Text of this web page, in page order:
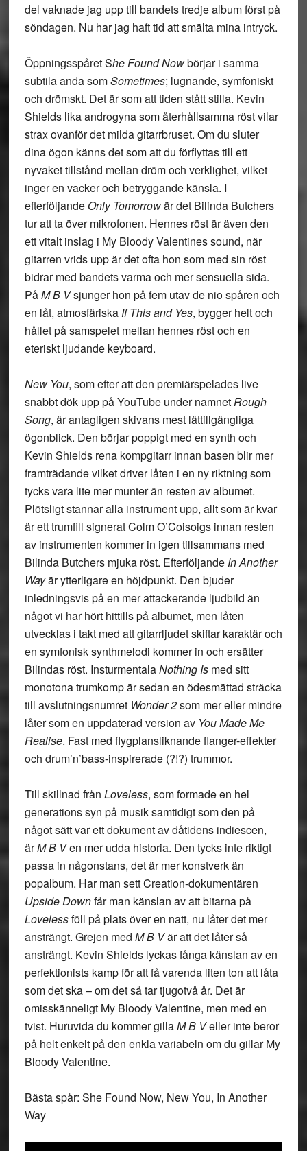
del vaknade jag upp till bandets tredje album först på
söndagen. Nu har jag haft tid att smälta mina intryck.
Öppningsspåret She Found Nowbörjar i samma
subtila anda somSometimes; lugnande, symfoniskt
och drömskt. Det är som att tiden stått stilla. Kevin
Shields lika androgyna som återhållsamma röst vilar
strax ovanför det milda gitarrbruset. Om du sluter
dina ögon känns det som att du förflyttas till ett
nyvaket tillstånd mellan dröm och verklighet, vilket
inger en vacker och betryggande känsla. I
efterföljande Only Tomorrowär det Bilinda Butchers
tur att ta över mikrofonen. Hennes röst är även den
ett vitalt inslag i My Bloody Valentines sound, när
gitarren vrids upp är det ofta hon som med sin röst
bidrar med bandets varma och mer sensuella sida.
PåM B Vsjunger hon på fem utav de nio spåren och
en låt, atmosfäriska If This and Yes, bygger helt och
hållet på samspelet mellan hennes röst och en
eteriskt ljudande keyboard.
New You, som efter att den premiärspelades live
snabbt dök upp på YouTube under namnetRough
Song, är antagligen skivans mest lättillgängliga
ögonblick. Den börjar poppigt med en synth och
Kevin Shields rena kompgitarr innan basen blir mer
framträdande vilket driver låten i en ny riktning som
tycks vara lite mer munter än resten av albumet.
Plötsligt stannar alla instrument upp, allt som är kvar
är ett trumfill signerat Colm O’Coisoigs innan resten
av instrumenten kommer in igen tillsammans med
Bilinda Butchers mjuka röst. Efterföljande In Another
Wayär ytterligare en höjdpunkt. Den bjuder
inledningsvis på en mer attackerande ljudbild än
något vi har hört hittills på albumet, men låten
utvecklas i takt med att gitarrljudet skiftar karaktär och
en symfonisk synthmelodi kommer in och ersätter
Bilindas röst. InsturmentalaNothing Ismed sitt
monotona trumkomp är sedan en ödesmättad sträcka
till avslutningsnumret Wonder 2som mer eller mindre
låter som en uppdaterad version av You Made Me
Realise. Fast med flygplansliknande flanger-effekter
och drum’n’bass-inspirerade (?!?) trummor.
Till skillnad från Loveless, som formade en hel
generations syn på musik samtidigt som den på
något sätt var ett dokument av dåtidens indiescen,
ärM B Ven mer udda historia. Den tycks inte riktigt
passa in någonstans, det är mer konstverk än
popalbum. Har man sett Creation-dokumentären
Upside Downfår man känslan av att bitarna på
Lovelessföll på plats över en natt, nu låter det mer
ansträngt. Grejen med M B Vär att det låter så
ansträngt. Kevin Shields lyckas fånga känslan av en
perfektionists kamp för att få varenda liten ton att låta
som det ska – om det så tar tjugotvå år. Det är
omisskänneligt My Bloody Valentine, men med en
tvist. Huruvida du kommer gillaM B Veller inte beror
på helt enkelt på den enkla variabeln om du gillar My
Bloody Valentine.
Bästa spår: She Found Now, New You, In Another
Way